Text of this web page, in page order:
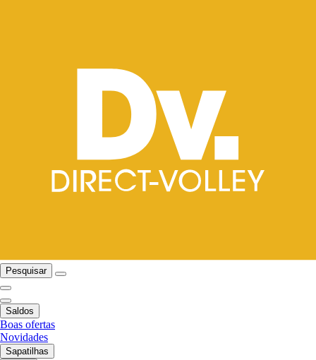
Pesquisar
Saldos
Boas ofertas
Novidades
Sapatilhas